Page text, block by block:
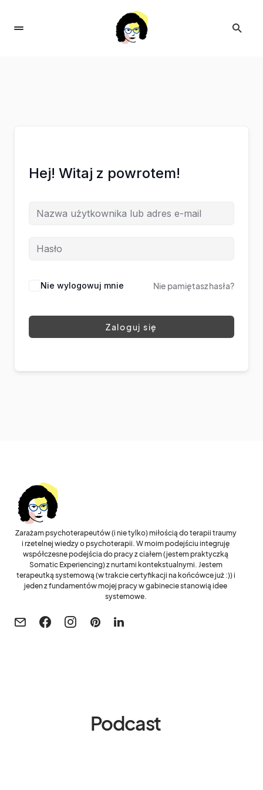
Hej! Witaj z powrotem!
Nie wylogowuj mnie Nie pamiętasz hasła?
Zaloguj się
Zarażam psychoterapeutów (i nie tylko) miłością do terapii traumy
i rzetelnej wiedzy o psychoterapii. W moim podejściu integruję
współczesne podejścia do pracy z ciałem (jestem praktyczką
Somatic Experiencing) z nurtami kontekstualnymi. Jestem
terapeutką systemową (w trakcie certyfikacji na końcówce już :)) i
jeden z fundamentów mojej pracy w gabinecie stanowią idee
systemowe.
Podcast